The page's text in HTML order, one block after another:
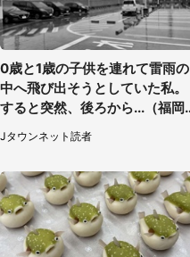
0歳と1歳の子供を連れて雷雨の
中へ飛び出そうとしていた私。
すると突然、後ろから...（福岡
県・30代女性）
Jタウンネット読者